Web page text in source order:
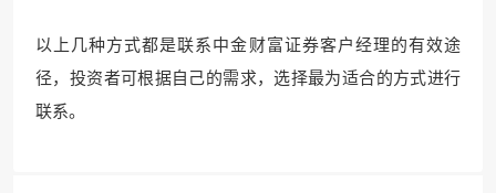
以上几种方式都是联系中金财富证券客户经理的有效途
径，投资者可根据自己的需求，选择最为适合的方式进行
联系。